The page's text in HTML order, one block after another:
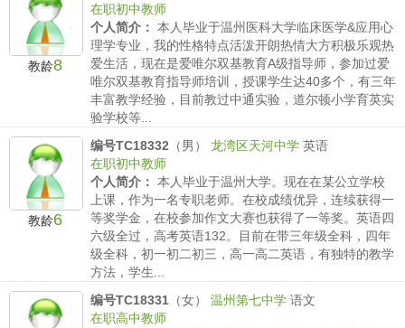
教龄8
在职初中教师
个人简介： 本人毕业于温州医科大学临床医学&应用心
理学专业，我的性格特点活泼开朗热情大方积极乐观热
爱生活，现在是爱唯尔双基教育A级指导师，参加过爱
唯尔双基教育指导师培训，授课学生达40多个，有三年
丰富教学经验，目前教过中通实验，道尔顿小学育英实
验学校等...
教龄6
编号TC18332 （男） 龙湾区天河中学 英语
在职初中教师
个人简介： 本人毕业于温州大学。现在在某公立学校
上课，作为一名专职老师。在校成绩优异，连续获得一
等奖学金，在校参加作文大赛也获得了一等奖。英语四
六级全过，高考英语132。目前在带三年级全科，四年
级全科，初一初二初三，高一高二英语，有独特的教学
方法，学生...
编号TC18331 （女） 温州第七中学 语文
在职高中教师